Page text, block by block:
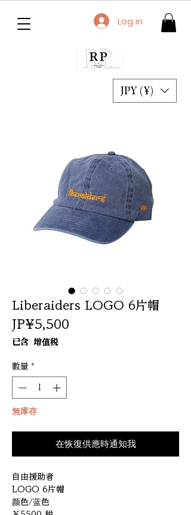
JPY (¥)
Log in
Liberaiders LOGO 6片帽
JP¥5,500
已含 增值税
數量 *
無庫存
在恢復供應時通知我
自由援助者
LOGO 6片帽
颜色/蓝色